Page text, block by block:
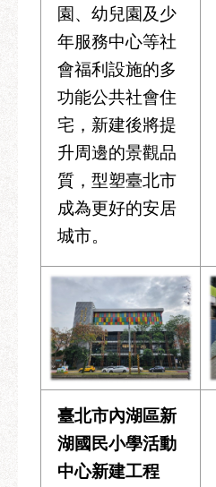
園、幼兒園及少
年服務中心等社
會福利設施的多
功能公共社會住
宅，新建後將提
升周邊的景觀品
質，型塑臺北市
成為更好的安居
城市。
臺北市內湖區新
湖國民小學活動
中心新建工程